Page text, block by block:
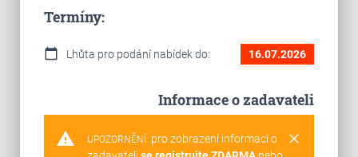
Termíny:
calendar_today Lhůta pro podání nabídek do: 16.07.2026
Informace o zadavateli
warning clear
UPOZORNĚNÍ: pro zobrazení informací o